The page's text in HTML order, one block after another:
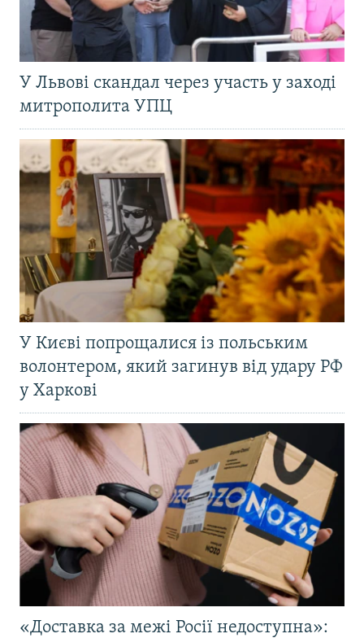
У Львові скандал через участь у заході
митрополита УПЦ
У Києві попрощалися із польським
волонтером, який загинув від удару РФ
у Харкові
«Доставка за межі Росії недоступна»: